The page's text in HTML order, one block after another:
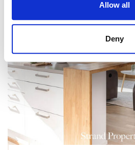
Allow all
Deny